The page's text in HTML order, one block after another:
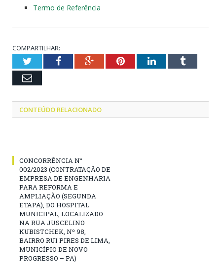
Termo de Referência
COMPARTILHAR:
TwitterFacebookGoogle+PinterestLinkedInTumblr
Email
CONTEÚDO RELACIONADO
CONCORRÊNCIA N°
002/2023 (CONTRATAÇÃO DE
EMPRESA DE ENGENHARIA
PARA REFORMA E
AMPLIAÇÃO (SEGUNDA
ETAPA), DO HOSPITAL
MUNICIPAL, LOCALIZADO
NA RUA JUSCELINO
KUBISTCHEK, Nº 98,
BAIRRO RUI PIRES DE LIMA,
MUNICÍPIO DE NOVO
PROGRESSO – PA)